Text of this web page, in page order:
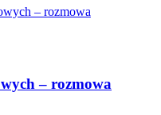
– rozmowa